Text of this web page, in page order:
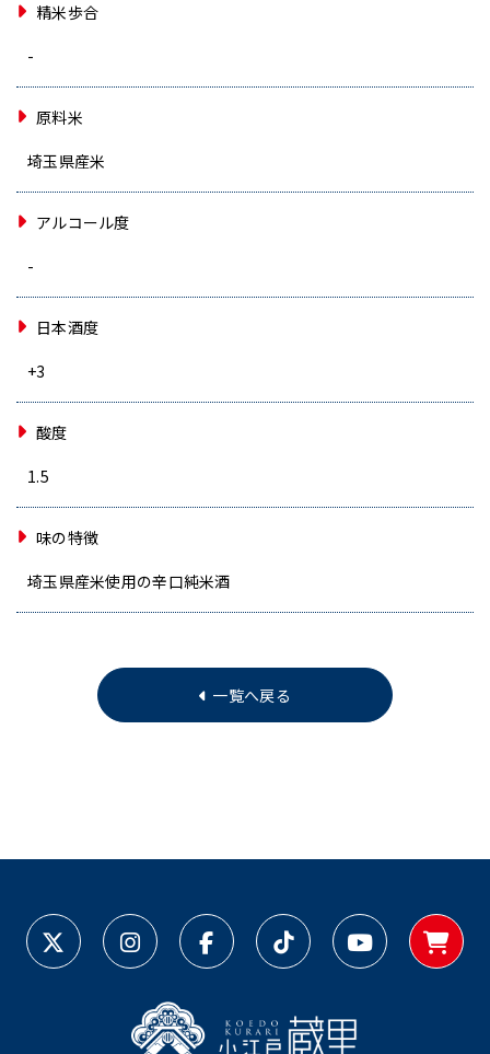
精米歩合
-
原料米
埼玉県産米
アルコール度
-
日本酒度
+3
酸度
1.5
味の特徴
埼玉県産米使用の辛口純米酒
一覧へ戻る